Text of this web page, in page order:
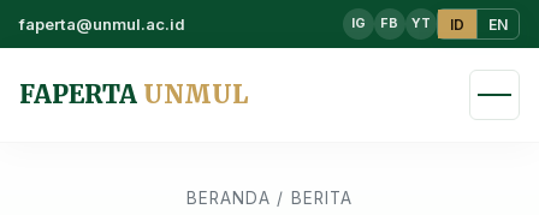
faperta@unmul.ac.id IG FB YT ID EN
FAPERTA UNMUL
BERANDA / BERITA